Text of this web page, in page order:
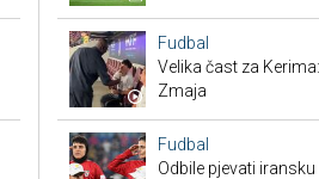
Fudbal
Velika čast za
Zmaja
Fudbal
Odbile pjevati